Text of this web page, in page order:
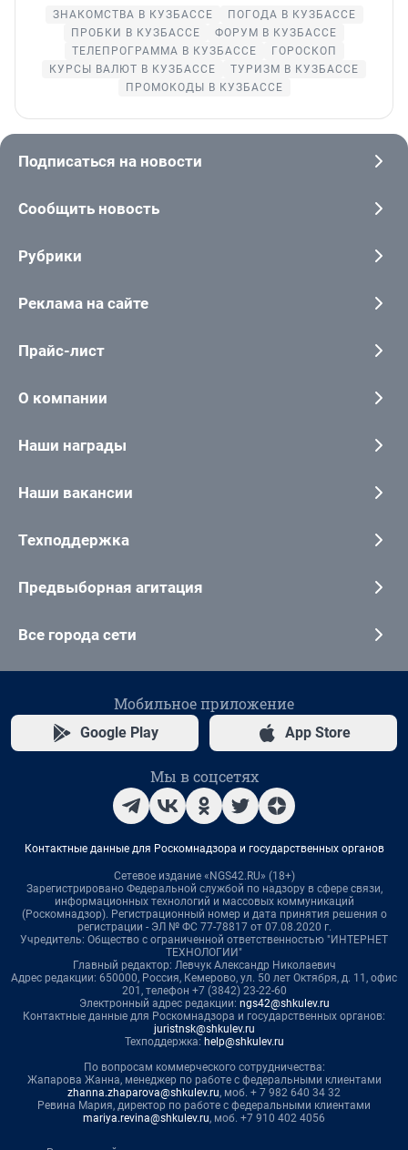
ЗНАКОМСТВА В КУЗБАССЕ
ПОГОДА В КУЗБАССЕ
ПРОБКИ В КУЗБАССЕ
ФОРУМ В КУЗБАССЕ
ТЕЛЕПРОГРАММА В КУЗБАССЕ
ГОРОСКОП
КУРСЫ ВАЛЮТ В КУЗБАССЕ
ТУРИЗМ В КУЗБАССЕ
ПРОМОКОДЫ В КУЗБАССЕ
Подписаться на новости
Сообщить новость
Рубрики
Реклама на сайте
Прайс-лист
О компании
Наши награды
Наши вакансии
Техподдержка
Предвыборная агитация
Все города сети
Мобильное приложение
Google Play App Store
Мы в соцсетях
Контактные данные для Роскомнадзора и государственных органов
Сетевое издание «NGS42.RU» (18+)
Зарегистрировано Федеральной службой по надзору в сфере связи,
информационных технологий и массовых коммуникаций
(Роскомнадзор). Регистрационный номер и дата принятия решения о
регистрации - ЭЛ № ФС 77-78817 от 07.08.2020 г.
Учредитель: Общество с ограниченной ответственностью "ИНТЕРНЕТ
ТЕХНОЛОГИИ"
Главный редактор: Левчук Александр Николаевич
Адрес редакции: 650000, Россия, Кемерово, ул. 50 лет Октября, д. 11, офис
201, телефон +7 (3842) 23-22-60
Электронный адрес редакции: ngs42@shkulev.ru
Контактные данные для Роскомнадзора и государственных органов:
juristnsk@shkulev.ru
Техподдержка: help@shkulev.ru
По вопросам коммерческого сотрудничества:
Жапарова Жанна, менеджер по работе с федеральными клиентами
zhanna.zhaparova@shkulev.ru, моб. + 7 982 640 34 32
Ревина Мария, директор по работе с федеральными клиентами
mariya.revina@shkulev.ru, моб. +7 910 402 4056